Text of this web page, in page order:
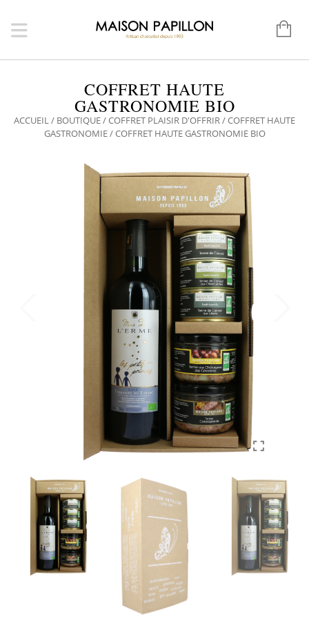
COFFRET HAUTE
GASTRONOMIE BIO
ACCUEIL/ BOUTIQUE/COFFRET PLAISIR D'OFFRIR/COFFRET HAUTE
GASTRONOMIE/ COFFRET HAUTE GASTRONOMIE BIO